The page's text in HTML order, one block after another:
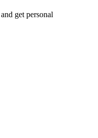
get personal